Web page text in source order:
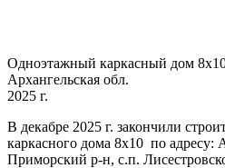
Одноэтажный каркасный дом
Архангельская обл.
2025 г.
В декабре 2025 г. закончили
каркасного дома 8х10 по адресу:
Приморский р-н, с.п.